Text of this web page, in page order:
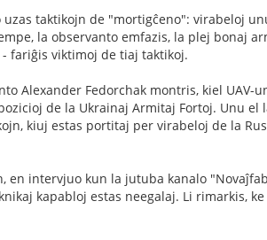
uzas taktikojn de "mortigĉeno": virabeloj
la observanto emfazis, la plej bonaj
fariĝis viktimoj de tiaj taktikoj.
Alexander Fedorchak montris, kiel
de la Ukrainaj Armitaj Fortoj. Unu
kiuj estas portitaj per virabeloj de la
en intervjuo kun la jutuba kanalo
kapabloj estas neegalaj. Li rimarkis,